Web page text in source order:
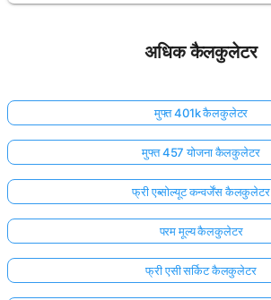
अधिक कैलकुलेटर
मुफ्त 401k कैलकुलेटर
मुफ्त 457 योजना कैलकुलेटर
फ्री एब्सोल्यूट कन्वर्जेंस कैलकुलेटर
परम मूल्य कैलकुलेटर
फ्री एसी सर्किट कैलकुलेटर